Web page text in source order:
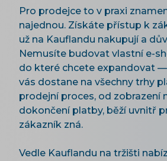
Pro prodejce to v praxi
najednou. Získáte přístup k
už na Kauflandu nakupují a
Nemusíte budovat vlastní e-
do které chcete expandovat
vás dostane na všechny trhy
prodejní proces, od zobrazení
dokončení platby, běží uvnitř
zákazník zná.
Vedle Kauflandu na tržišti